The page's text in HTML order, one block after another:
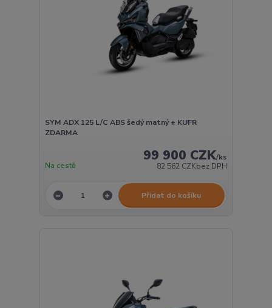
SYM ADX 125 L/C ABS šedý matný + KUFR
ZDARMA
99 900 CZK/ks
82 562 CZKbez DPH
Na cestě
Přidat do košíku